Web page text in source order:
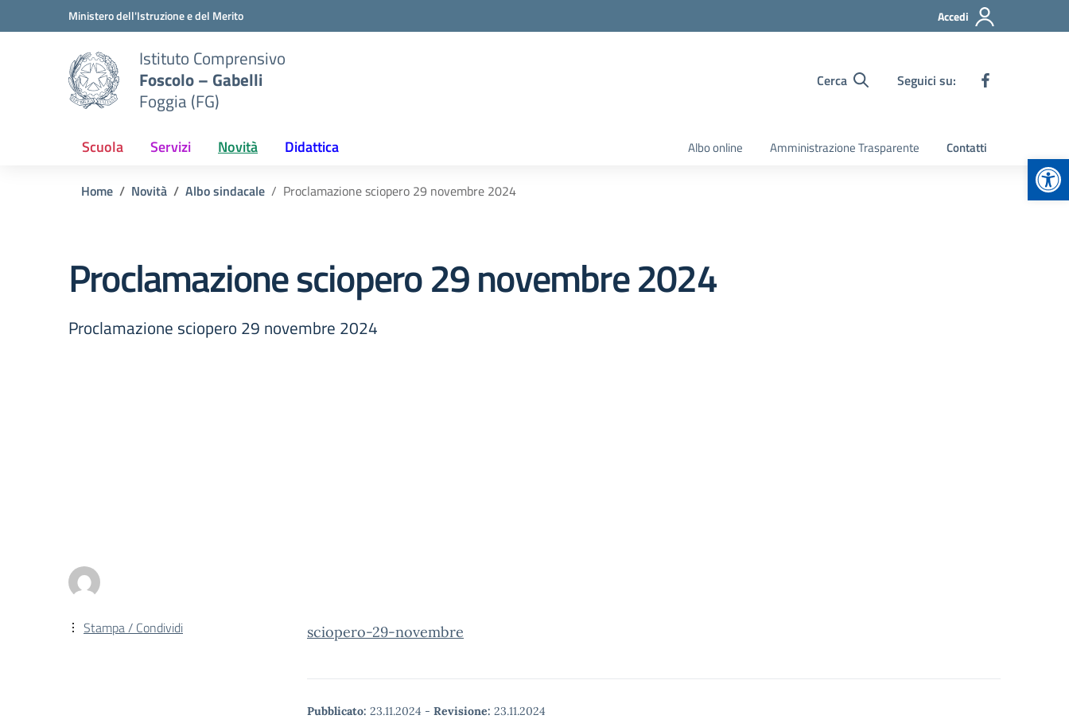
Vai ai contenuti
Vai al menu di navigazioneMinistero dell'Istruzione e del Merito Accedi
Istituto Comprensivo
Foscolo – Gabelli
Foggia (FG)
Cerca Seguici su:
Scuola Servizi Novità Didattica Albo online Amministrazione Trasparente Contatti
Home Novità Albo sindacale Proclamazione sciopero 29 novembre 2024
Proclamazione sciopero 29 novembre 2024
Proclamazione sciopero 29 novembre 2024
sciopero-29-novembre
Pubblicato: 23.11.2024 - Revisione: 23.11.2024
Stampa / Condividi